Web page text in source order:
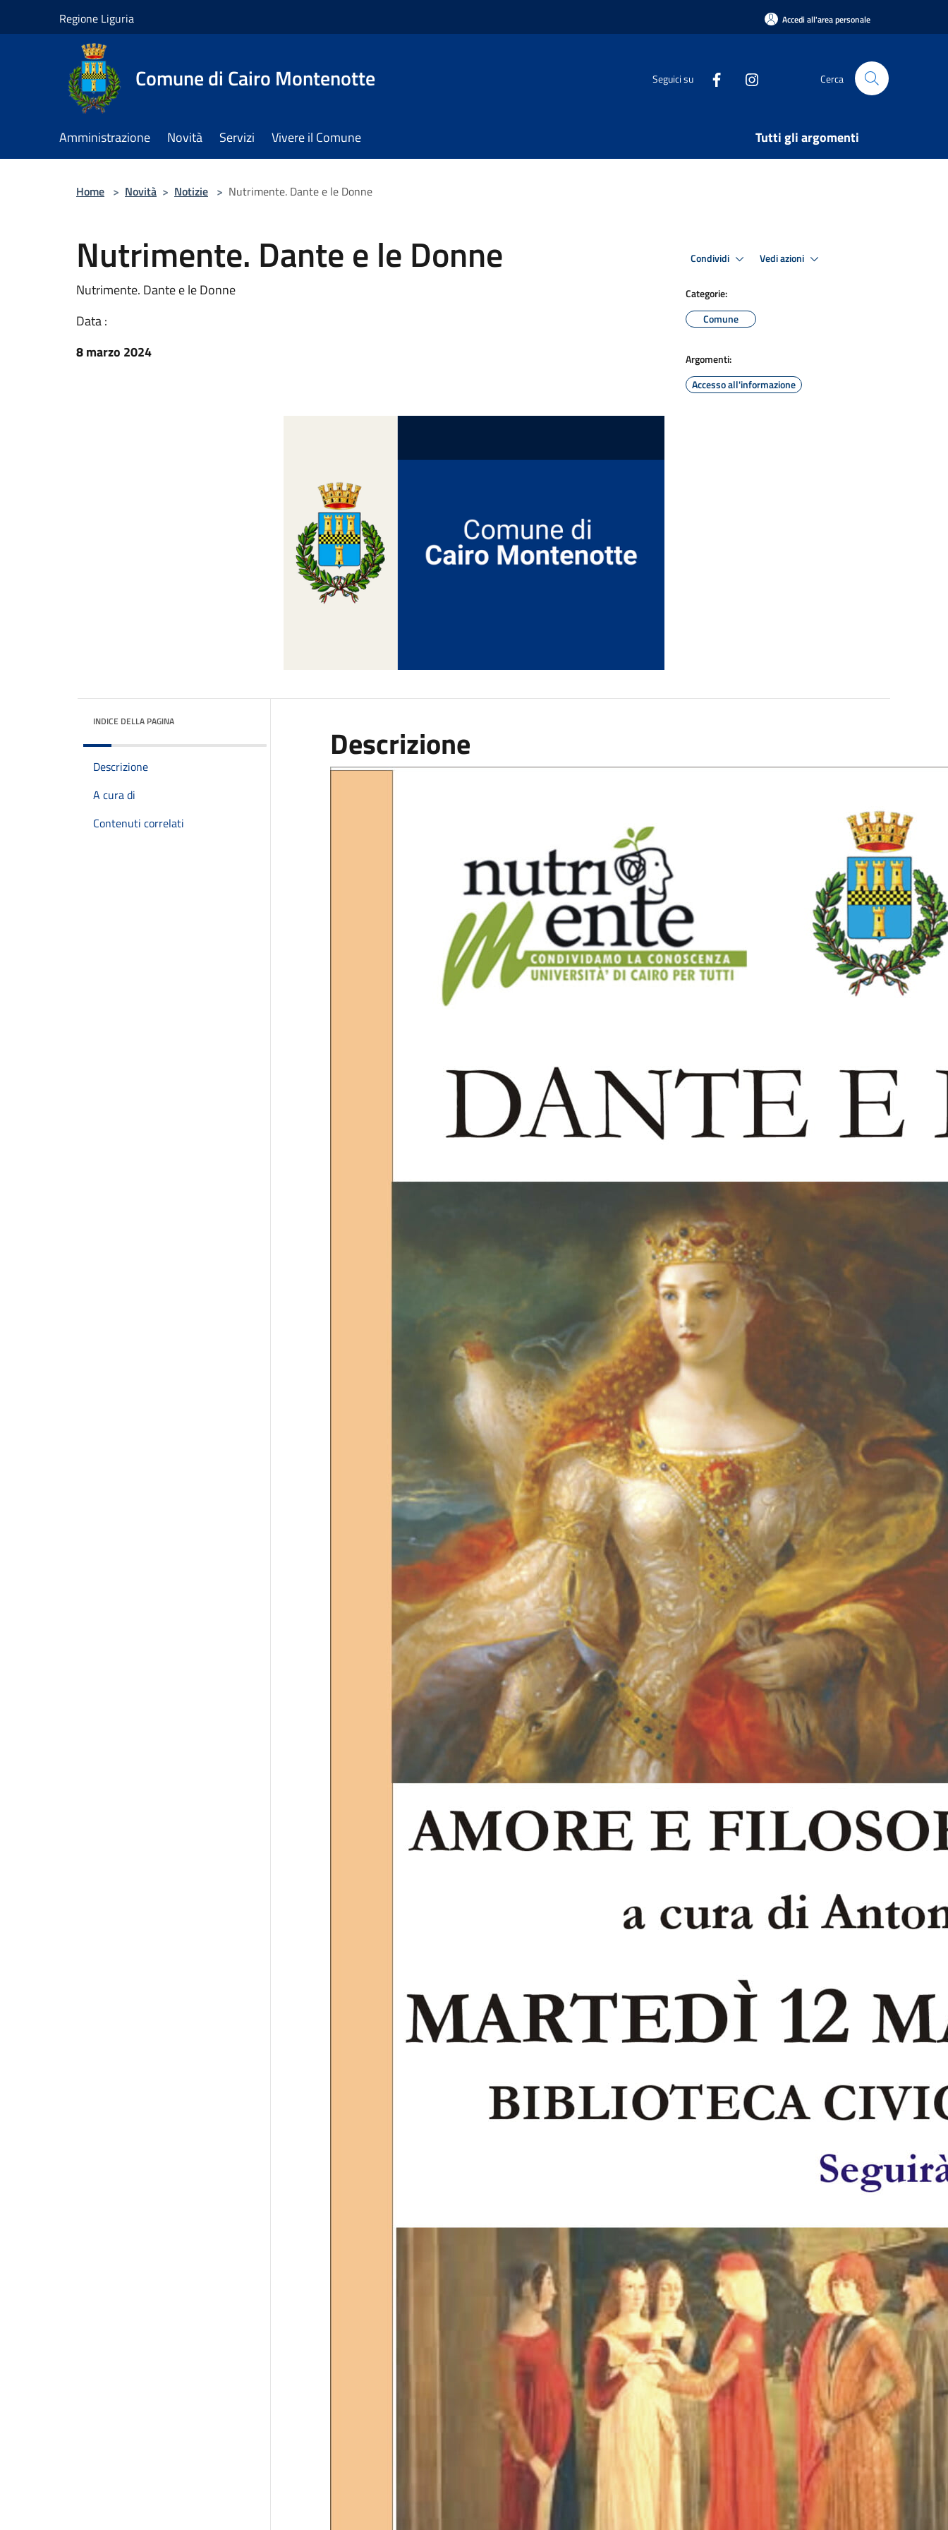
Regione Liguria Accedi all'area personale
Comune di Cairo Montenotte Seguici su Cerca
Amministrazione Novità Servizi Vivere il Comune Tutti gli argomenti
Home > Novità > Notizie > Nutrimente. Dante e le Donne
Nutrimente. Dante e le Donne
Nutrimente. Dante e le Donne
Data :
8 marzo 2024
Condividi Vedi azioni
Categorie:
Comune
Argomenti:
Accesso all'informazione
INDICE DELLA PAGINA
Descrizione
A cura di
Contenuti correlati
Descrizione